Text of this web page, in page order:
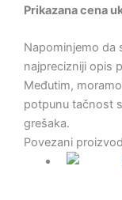
Prikazana cena
Napominjemo da
najprecizniji opis
Međutim,
potpunu tačnost
grešaka.
Povezani